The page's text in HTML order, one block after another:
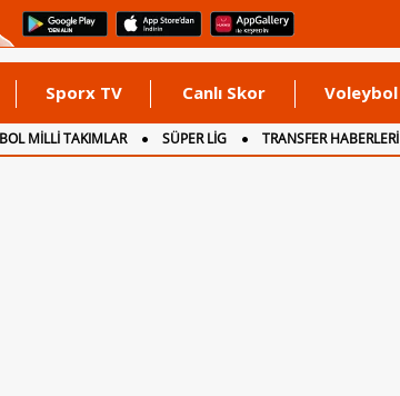
Sporx TV Canlı Skor Voleybol
MİLLİ TAKIMLAR SÜPER LİG TRANSFER HABERLERİ